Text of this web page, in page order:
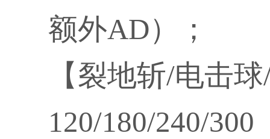
额外AD）；
【裂地斩/电击
120/180/240/